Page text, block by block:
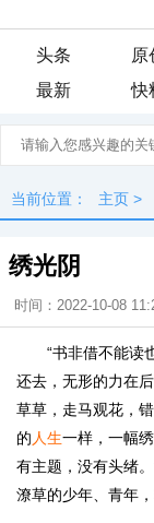
头条 原
最新
快
当前位置： 主页 >
绣光阴
时间：2022-10-08
“书非借不能读
还去，无形的力在
草草，走马观花，
的 人生一样，一幅
有主题，没有头绪
潦草的少年、青年